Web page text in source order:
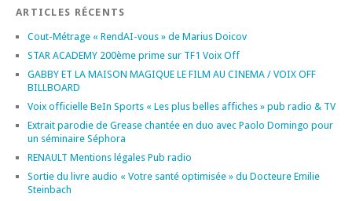
ARTICLES RÉCENTS
Cout-Métrage « RendAI-vous » de Marius Doicov
STAR ACADEMY 200ème prime sur TF1 Voix Off
GABBY ET LA MAISON MAGIQUE LE FILM AU CINEMA / VOIX OFF
BILLBOARD
Voix officielle BeIn Sports « Les plus belles affiches » pub radio & TV
Extrait parodie de Grease chantée en duo avec Paolo Domingo pour
un séminaire Séphora
RENAULT Mentions légales Pub radio
Sortie du livre audio « Votre santé optimisée » du Docteure Emilie
Steinbach